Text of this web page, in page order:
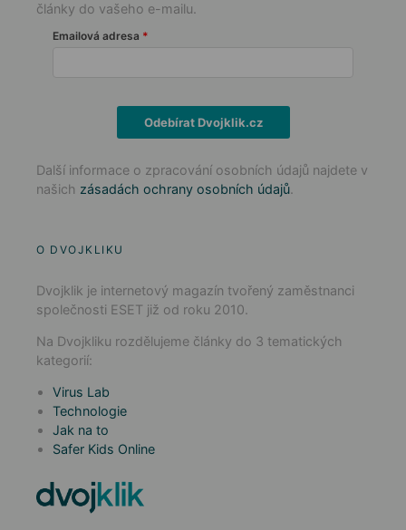
články do vašeho e-mailu.
Emailová adresa
Odebírat Dvojklik.cz
Další informace o zpracování osobních údajů najdete v
našich zásadách ochrany osobních údajů.
O DVOJKLIKU
Dvojklik je internetový magazín tvořený zaměstnanci
společnosti ESET již od roku 2010.
Na Dvojkliku rozdělujeme články do 3 tematických
kategorií:
Virus Lab
Technologie
Jak na to
Safer Kids Online